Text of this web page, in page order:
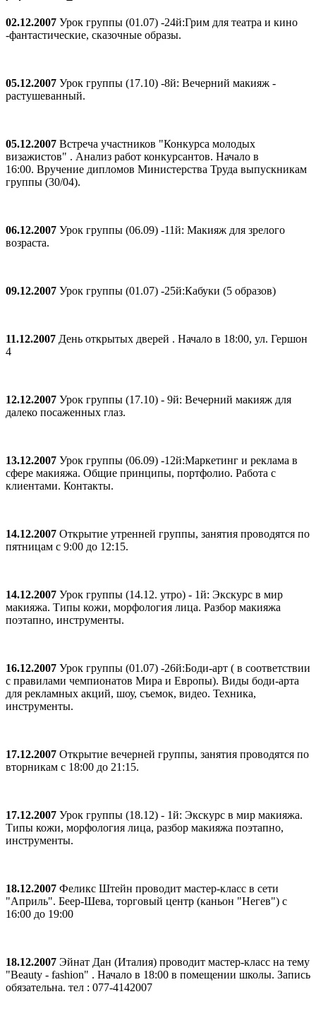
02.12.2007 Урок группы (01.07) -24й:Грим для театра и кино
-фантастические, сказочные образы.
05.12.2007 Урок группы (17.10) -8й: Вечерний макияж -
растушеванный.
05.12.2007 Встреча участников "Конкурса молодых
визажистов" . Анализ работ конкурсантов. Начало в
16:00. Вручение дипломов Министерства Труда выпускникам
группы (30/04).
06.12.2007 Урок группы (06.09) -11й: Макияж для зрелого
возраста.
09.12.2007 Урок группы (01.07) -25й:Кабуки (5 образов)
11.12.2007 День открытых дверей . Начало в 18:00, ул. Гершон
4
12.12.2007 Урок группы (17.10) - 9й: Вечерний макияж для
далеко посаженных глаз.
13.12.2007 Урок группы (06.09) -12й:Маркетинг и реклама в
сфере макияжа. Общие принципы, портфолио. Работа с
клиентами. Контакты.
14.12.2007 Открытие утренней группы, занятия проводятся по
пятницам с 9:00 до 12:15.
14.12.2007 Урок группы (14.12. утро) - 1й: Экскурс в мир
макияжа. Типы кожи, морфология лица. Разбор макияжа
поэтапно, инструменты.
16.12.2007 Урок группы (01.07) -26й:Боди-арт ( в соответствии
с правилами чемпионатов Мира и Европы). Виды боди-арта
для рекламных акций, шоу, съемок, видео. Техника,
инструменты.
17.12.2007 Открытие вечерней группы, занятия проводятся по
вторникам с 18:00 до 21:15.
17.12.2007 Урок группы (18.12) - 1й: Экскурс в мир макияжа.
Типы кожи, морфология лица, разбор макияжа поэтапно,
инструменты.
18.12.2007 Феликс Штейн проводит мастер-класс в сети
"Априль". Беер-Шева, торговый центр (каньон "Негев") с
16:00 до 19:00
18.12.2007 Эйнат Дан (Италия) проводит мастер-класс на тему
"Beаuty - fashion" . Начало в 18:00 в помещении школы. Запись
обязательна. тел : 077-4142007